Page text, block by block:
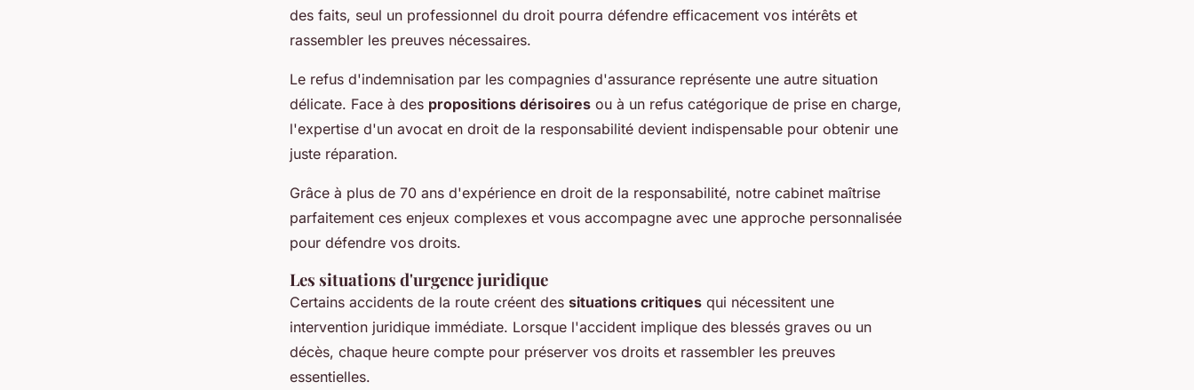
des faits, seul un professionnel du droit pourra défendre efficacement vos intérêts et
rassembler les preuves nécessaires.
Le refus d'indemnisation par les compagnies d'assurance représente une autre situation
délicate. Face à des propositions dérisoires ou à un refus catégorique de prise en charge,
l'expertise d'un avocat en droit de la responsabilité devient indispensable pour obtenir une
juste réparation.
Grâce à plus de 70 ans d'expérience en droit de la responsabilité, notre cabinet maîtrise
parfaitement ces enjeux complexes et vous accompagne avec une approche personnalisée
pour défendre vos droits.
Les situations d'urgence juridique
Certains accidents de la route créent des situations critiques qui nécessitent une
intervention juridique immédiate. Lorsque l'accident implique des blessés graves ou un
décès, chaque heure compte pour préserver vos droits et rassembler les preuves
essentielles.